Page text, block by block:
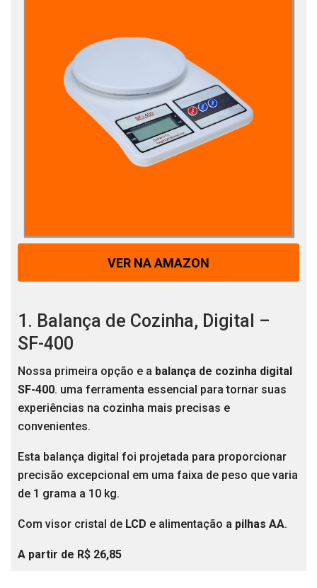
VER NA AMAZON
1. Balança de Cozinha, Digital –
SF-400
Nossa primeira opção e a balança de cozinha digital
SF-400. uma ferramenta essencial para tornar suas
experiências na cozinha mais precisas e
convenientes.
Esta balança digital foi projetada para proporcionar
precisão excepcional em uma faixa de peso que varia
de 1 grama a 10 kg.
Com visor cristal de LCD e alimentação a pilhas AA.
A partir de R$ 26,85